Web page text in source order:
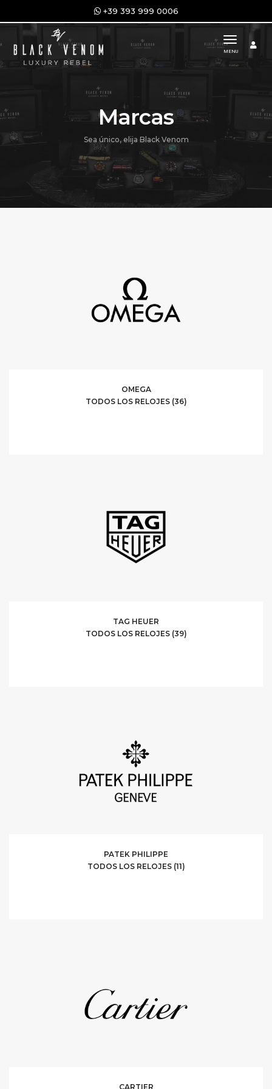
+39 393 999 0006
toggle
MENU
Marcas
Sea único, elija Black Venom
OMEGA
TODOS LOS RELOJES (36)
TAG HEUER
TODOS LOS RELOJES (39)
PATEK PHILIPPE
TODOS LOS RELOJES (11)
CARTIER